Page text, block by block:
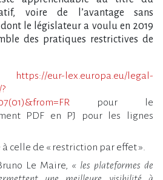
voire de l’avantage sans
le législateur a voulu en 2019
des pratiques restrictives de
https://eur-lex.europa.eu/legal-
pour le
PDF en PJ pour les lignes
à celle de « restriction par effet ».
Le Maire, « les plateformes de